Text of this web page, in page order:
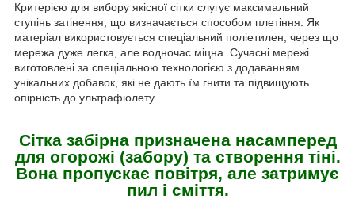
Критерією для вибору якісної сітки слугує максимальний
ступінь затінення, що визначається способом плетіння. Як
матеріал використовується спеціальний поліетилен, через що
мережа дуже легка, але водночас міцна. Сучасні мережі
виготовлені за спеціальною технологією з додаванням
унікальних добавок, які не дають їм гнити та підвищують
опірність до ультрафіолету.
Сітка забірна призначена насамперед
для огорожі (забору) та створення тіні.
Вона пропускає повітря, але затримує
пил і сміття.